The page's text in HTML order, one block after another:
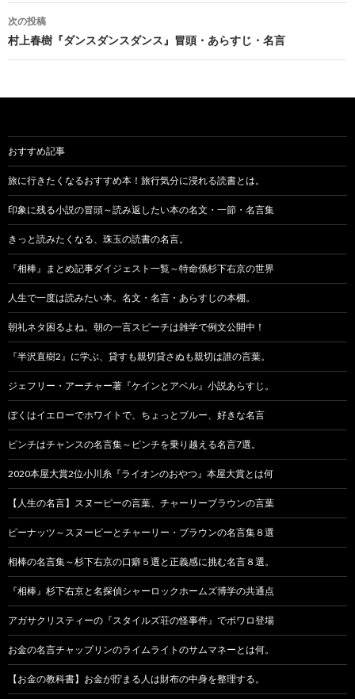
ナ
ビ
ー
ョ
ン
次の投稿
村上春樹『ダンスダンスダンス』冒頭・あらすじ・名言
おすすめ記事
旅に行きたくなるおすすめ本！旅行気分に浸れる読書とは。
印象に残る小説の冒頭～読み返したい本の名文・一節・名言集
きっと読みたくなる、珠玉の読書の名言。
『相棒』まとめ記事ダイジェスト一覧～特命係杉下右京の世界
人生で一度は読みたい本。名文・名言・あらすじの本棚。
朝礼ネタ困るよね。朝の一言スピーチは雑学で例文公開中！
『半沢直樹2』に学ぶ、貸すも親切貸さぬも親切は誰の言葉。
ジェフリー・アーチャー著『ケインとアベル』小説あらすじ。
ぼくはイエローでホワイトで、ちょっとブルー、好きな名言
ピンチはチャンスの名言集～ピンチを乗り越える名言7選。
2020本屋大賞2位小川糸『ライオンのおやつ』本屋大賞とは何
【人生の名言】スヌーピーの言葉、チャーリーブラウンの言葉
ピーナッツ～スヌーピーとチャーリー・ブラウンの名言集８選
相棒の名言集～杉下右京の口癖５選と正義感に挑む名言８選。
『相棒』杉下右京と名探偵シャーロックホームズ博学の共通点
アガサクリスティーの『スタイルズ荘の怪事件』でポワロ登場
お金の名言チャップリンのライムライトのサムマネーとは何。
【お金の教科書】お金が貯まる人は財布の中身を整理する。